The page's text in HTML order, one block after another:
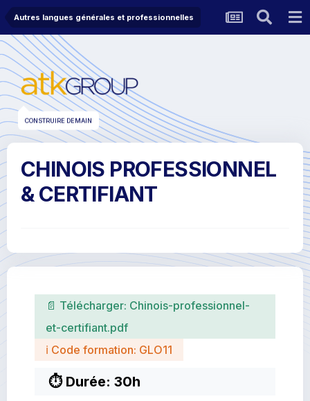
Autres langues générales et professionnelles
CONSTRUIRE DEMAIN
CHINOIS PROFESSIONNEL
& CERTIFIANT
📄 Télécharger: Chinois-professionnel-
et-certifiant.pdf
ℹ Code formation: GLO11
⏱ Durée: 30h